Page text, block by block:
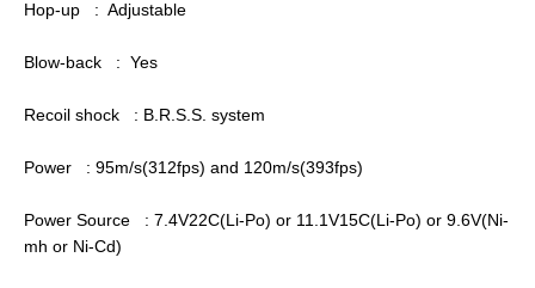
Hop-up : Adjustable
Blow-back : Yes
Recoil shock : B.R.S.S. system
Power : 95m/s(312fps) and 120m/s(393fps)
Power Source : 7.4V22C(Li-Po) or 11.1V15C(Li-Po) or 9.6V(Ni-
mh or Ni-Cd)